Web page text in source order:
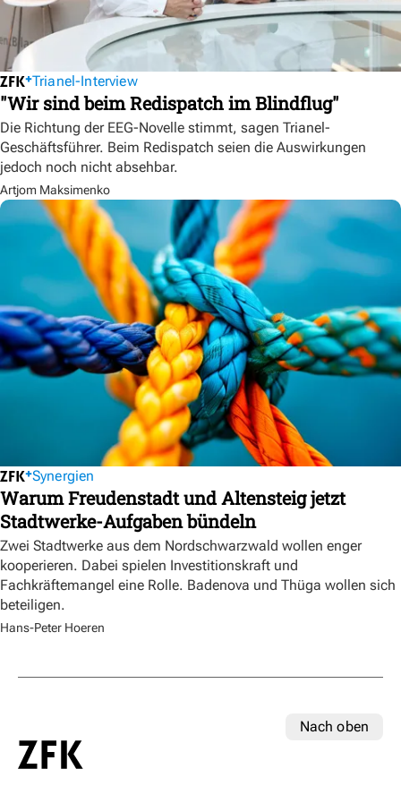
Trianel-Interview
"Wir sind beim Redispatch im Blindflug"
Die Richtung der EEG-Novelle stimmt, sagen Trianel-
Geschäftsführer. Beim Redispatch seien die Auswirkungen
jedoch noch nicht absehbar.
Artjom Maksimenko
Synergien
Warum Freudenstadt und Altensteig jetzt
Stadtwerke-Aufgaben bündeln
Zwei Stadtwerke aus dem Nordschwarzwald wollen enger
kooperieren. Dabei spielen Investitionskraft und
Fachkräftemangel eine Rolle. Badenova und Thüga wollen sich
beteiligen.
Hans-Peter Hoeren
Nach oben